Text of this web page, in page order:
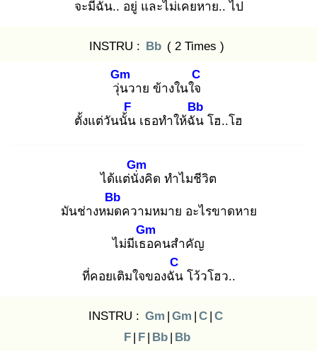
จะมีฉัน.. อยู่ และไม่เคยหาย.. ไป
INSTRU : Bb ( 2 Times )
วุ่น
Gm
วาย ข้างในใจ
C
ตั้งแต่วันนั้น
F
เธอทำให้ฉัน
Bb
โฮ..โฮ
ได้แต่นั่ง
Gm
คิด ทำไมชีวิต
มันช่างหมด
Bb
ความหมาย อะไรขาดหาย
ไม่มีเธอ
Gm
คนสำคัญ
ที่คอยเติมใจของฉัน
C
โว้วโฮว..
INSTRU : Gm | Gm | C | C
F | F | Bb | Bb